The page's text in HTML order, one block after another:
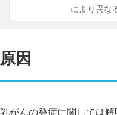
により異な
原因
乳がんの発症に関しては